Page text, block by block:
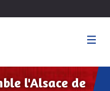
l'Alsace de